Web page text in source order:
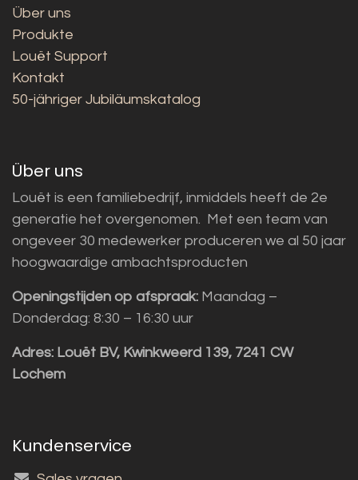
Über uns
Produkte
Louët Support
Kontakt
50-jähriger Jubiläumskatalog
Über uns
Louët is een familiebedrijf, inmiddels heeft de 2e
generatie het overgenomen. Met een team van
ongeveer 30 medewerker produceren we al 50 jaar
hoogwaardige ambachtsproducten
Openingstijden op afspraak: Maandag –
Donderdag: 8:30 – 16:30 uur
Adres: Louët BV, Kwinkweerd 139, 7241 CW
Lochem
Kundenservice